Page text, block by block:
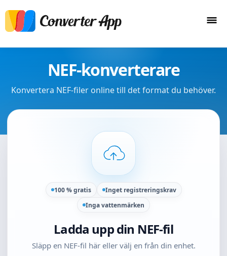
NEF-konverterare
Konvertera NEF-filer online till det format du behöver.
100 % gratis
Inget registreringskrav
Inga vattenmärken
Ladda upp din NEF-fil
Släpp en NEF-fil här eller välj en från din enhet.